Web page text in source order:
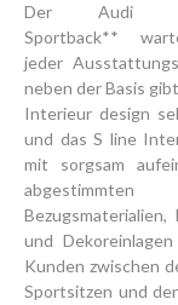
Der Audi
Sportback**
jeder
neben der Basis
Interieur design
und das S line
mit sorgsam
abgestimmten
Bezugsmaterialien,
und
Kunden zwischen
Sportsitzen und